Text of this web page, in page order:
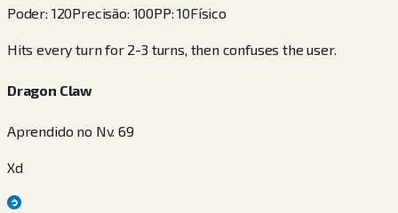
Poder: 120Precisão: 100PP:10Físico
Hits every turn for 2-3 turns, then confuses the user.
Dragon Claw
Aprendido no Nv. 69
Xd